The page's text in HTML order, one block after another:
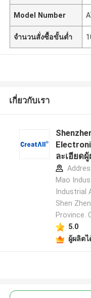
Model Number
จำนวนสั่งซื้อขั้นต่ำ
เกี่ยวกับเรา
ละเอียด
Mao
Industrial
Shen
Province.
5.0
ผู้ผลิต